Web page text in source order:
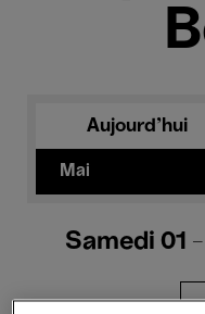
Aujourd'hui
Mai
Samedi 01